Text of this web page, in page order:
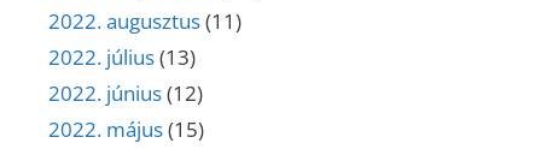
2022. augusztus(11)
2022. július(13)
2022. június(12)
2022. május(15)